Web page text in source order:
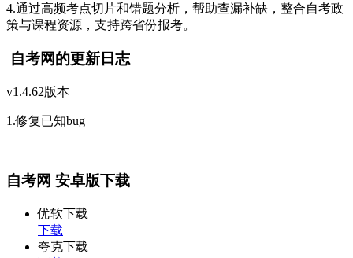
4.通过高频考点切片和错题分析，帮助查漏补缺，整合自考政
策与课程资源，支持跨省份报考。
自考网的更新日志
v1.4.62版本
1.修复已知bug
自考网 安卓版下载
优软下载
下载
夸克下载